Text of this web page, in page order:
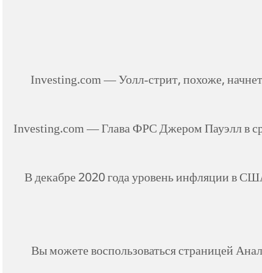
Investing.com — Уолл-стрит, похоже,
Investing.com — Глава ФРС Джером Пауэлл в
В декабре 2020 года уровень инфляции в
Вы можете воспользоваться страницей